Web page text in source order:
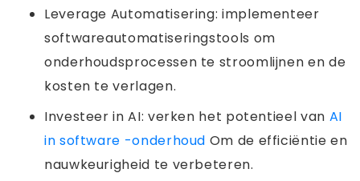
Leverage Automatisering: implementeer
softwareautomatiseringstools om
onderhoudsprocessen te stroomlijnen en de
kosten te verlagen.
Investeer in AI: verken het potentieel van AI
in software -onderhoud Om de efficiëntie en
nauwkeurigheid te verbeteren.